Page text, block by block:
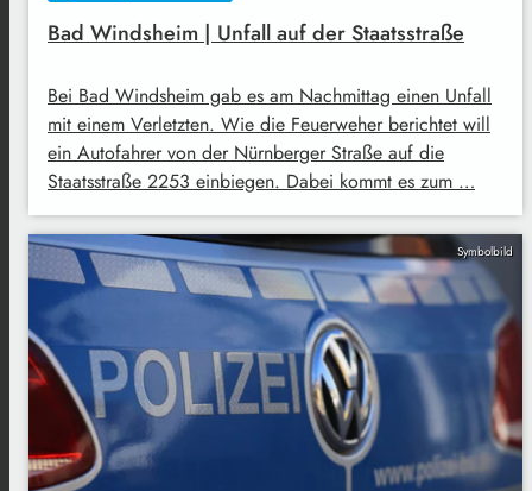
Bad Windsheim | Unfall auf der Staatsstraße
Bei Bad Windsheim gab es am Nachmittag einen Unfall
mit einem Verletzten. Wie die Feuerweher berichtet will
ein Autofahrer von der Nürnberger Straße auf die
Staatsstraße 2253 einbiegen. Dabei kommt es zum …
Symbolbild